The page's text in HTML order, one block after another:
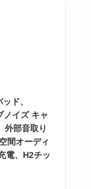
ド、
イズ キャ
外部音取り
間オーディ
電、H2チッ